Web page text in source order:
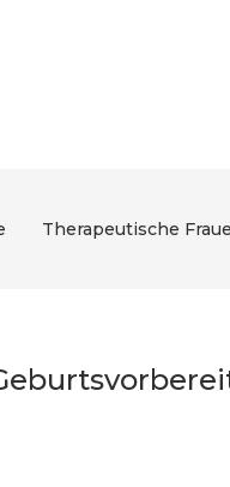
Therapeutische